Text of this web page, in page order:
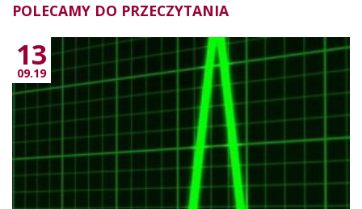
POLECAMY DO PRZECZYTANIA
13
09.19